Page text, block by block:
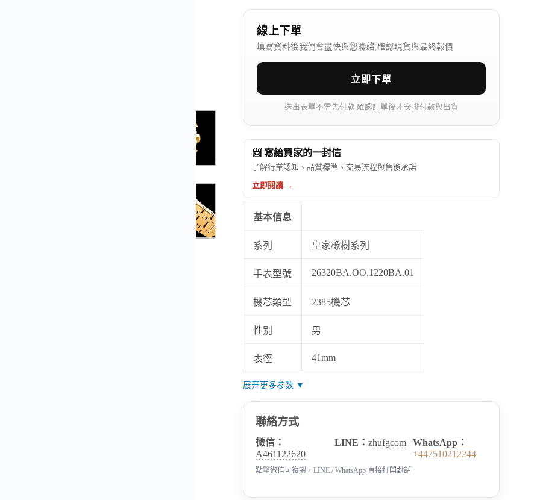
線上下單
填寫資料後我們會盡快與您聯絡,確認現貨與最終報價
立即下單
送出表單不需先付款,確認訂單後才安排付款與出貨
📨 寫給買家的一封信
了解行業認知、品質標準、交易流程與售後承諾
立即閱讀 →
基本信息
系列 皇家橡樹系列
手表型號 26320BA.OO.1220BA.01
機芯類型 2385機芯
性别 男
表徑 41mm
展开更多参数 ▼
聯絡方式
微信：
A461122620
LINE： zhufgcom
WhatsApp：
+447510212244
點擊微信可複製，LINE / WhatsApp 直接打開對話